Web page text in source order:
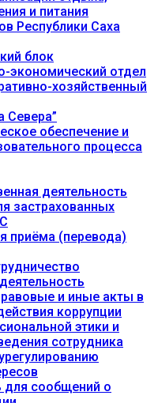
и питания
Республики Саха
блок
экономический отдел
хозяйственный
Севера”
обеспечение и
процесса
деятельность
застрахованных
приёма (перевода)
и иные акты в
коррупции
этики и
сотрудника
для сообщений о